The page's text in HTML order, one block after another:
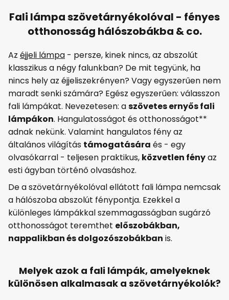
Fali lámpa szövetárnyékolóval - fényes
otthonosság hálószobákba & co.
Az éjjeli lámpa - persze, kinek nincs, az abszolút
klasszikus a négy falunkban? De mit tegyünk, ha
nincs hely az éjjeliszekrényen? Vagy egyszerűen nem
maradt senki számára? Egész egyszerűen: válasszon
fali lámpákat. Nevezetesen: aszövetes ernyős fali
lámpákon. Hangulatosságot és otthonosságot**
adnak nekünk. Valamint hangulatos fény az
általános világítás támogatására és - egy
olvasókarral - teljesen praktikus, közvetlen fényaz
esti ágyban történő olvasáshoz.
De a szövetárnyékolóval ellátott fali lámpa nemcsak
a hálószoba abszolút fénypontja. Ezekkel a
különleges lámpákkal szemmagasságban sugárzó
otthonosságot teremthet előszobákban,
nappalikban és dolgozószobákban is.
Melyek azok a fali lámpák, amelyeknek
különösen alkalmasak a szövetárnyékolók?